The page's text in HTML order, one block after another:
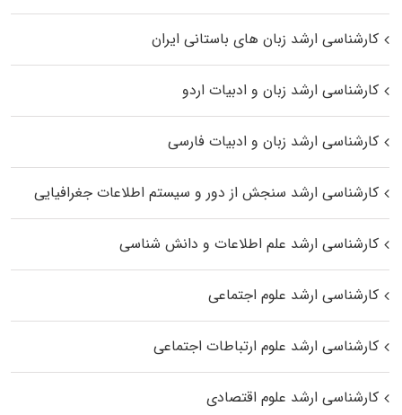
کارشناسی ارشد زبان‌ های باستانی ایران
کارشناسی ارشد زبان و ادبیات اردو
کارشناسی ارشد زبان و ادبیات فارسی
کارشناسی ارشد سنجش از دور و سیستم اطلاعات جغرافیایی
کارشناسی ارشد علم اطلاعات و دانش شناسی
کارشناسی ارشد علوم اجتماعی
کارشناسی ارشد علوم ارتباطات اجتماعی
کارشناسی ارشد علوم اقتصادی